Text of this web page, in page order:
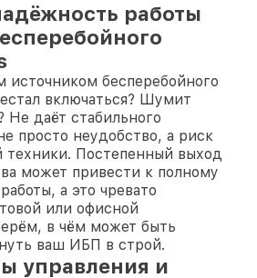
работы
бесперебойного
включаться? Шумит
Не даёт стабильного
просто неудобство, а риск
техники. Постепенный выход
может привести к полному
а это чревато
или офисной
в чём может быть
ваш ИБП в строй.
управления и